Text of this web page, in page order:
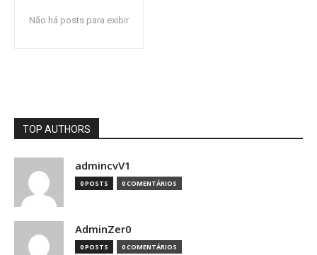
Não há posts para exibir
TOP AUTHORS
admincvV1
0 POSTS 0 COMENTÁRIOS
AdminZer0
0 POSTS 0 COMENTÁRIOS